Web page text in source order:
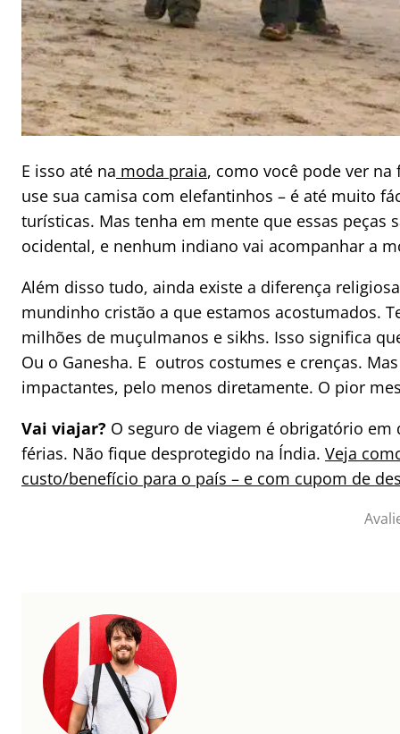
E isso até na moda praia, como você pode ver
use sua camisa com elefantinhos – é até muito
turísticas. Mas tenha em mente que essas peças
ocidental, e nenhum indiano vai acompanhar a
Além disso tudo, ainda existe a diferença
mundinho cristão a que estamos acostumados.
milhões de muçulmanos e sikhs. Isso significa
Ou o Ganesha. E outros costumes e crenças.
impactantes, pelo menos diretamente. O pior
Vai viajar? O seguro de viagem é obrigatório em
férias. Não fique desprotegido na Índia. Veja
custo/benefício para o país – e com cupom de